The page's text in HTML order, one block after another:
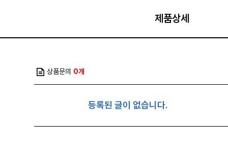
제품상세
상품문의 0개
등록된 글이 없습니다.